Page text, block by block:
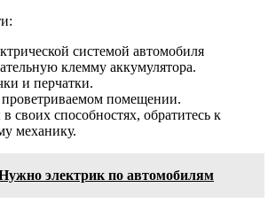
системой автомобиля
клемму аккумулятора.
и перчатки.
помещении.
своих способностях, обратитесь к
механику.
электрик по автомобилям